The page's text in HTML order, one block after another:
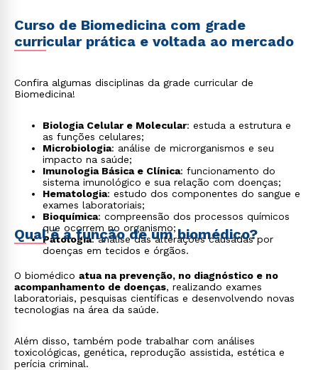
Curso de Biomedicina com grade
curricular prática e voltada ao mercado
Confira algumas disciplinas da grade curricular de
Biomedicina!
Biologia Celular e Molecular: estuda a estrutura e
as funções celulares;
Microbiologia: análise de microrganismos e seu
impacto na saúde;
Imunologia Básica e Clínica: funcionamento do
sistema imunológico e sua relação com doenças;
Hematologia: estudo dos componentes do sangue e
exames laboratoriais;
Bioquímica: compreensão dos processos químicos
que ocorrem no organismo;
Patologia: análise das alterações causadas por
doenças em tecidos e órgãos.
Qual é a função de um biomédico?
O biomédico atua na prevenção, no diagnóstico e no
acompanhamento de doenças, realizando exames
laboratoriais, pesquisas científicas e desenvolvendo novas
tecnologias na área da saúde.
Além disso, também pode trabalhar com análises
toxicológicas, genética, reprodução assistida, estética e
perícia criminal.